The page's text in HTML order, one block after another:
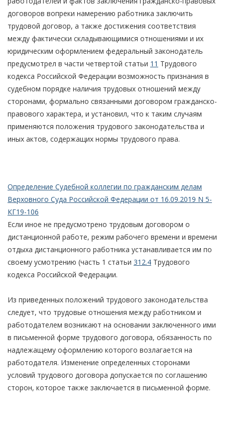
договоров вопреки намерению работника заключить
трудовой договор, а также достижения соответствия
между фактически складывающимися отношениями и их
юридическим оформлением федеральный законодатель
предусмотрел в части четвертой статьи 11 Трудового
кодекса Российской Федерации возможность признания в
судебном порядке наличия трудовых отношений между
сторонами, формально связанными договором гражданско-
правового характера, и установил, что к таким случаям
применяются положения трудового законодательства и
иных актов, содержащих нормы трудового права.
Определение Судебной коллегии по гражданским делам
Верховного Суда Российской Федерации от 16.09.2019 N 5-
КГ19-106
Если иное не предусмотрено трудовым договором о
дистанционной работе, режим рабочего времени и времени
отдыха дистанционного работника устанавливается им по
своему усмотрению (часть 1 статьи 312.4 Трудового
кодекса Российской Федерации.
Из приведенных положений трудового законодательства
следует, что трудовые отношения между работником и
работодателем возникают на основании заключенного ими
в письменной форме трудового договора, обязанность по
надлежащему оформлению которого возлагается на
работодателя. Изменение определенных сторонами
условий трудового договора допускается по соглашению
сторон, которое также заключается в письменной форме.